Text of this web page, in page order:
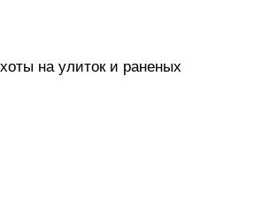
на улиток и раненых